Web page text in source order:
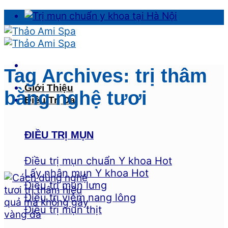
Skip
to
content
Giới Thiệu
Điều Trị Da
ĐIỀU TRỊ MỤN
Điều trị mụn chuẩn Y khoa
Lấy nhân mụn Y khoa
Điều trị mụn lưng
Điều trị viêm nang lông
Điều trị mụn thịt
Tag Archives: trị thâm
bằng nghệ tươi